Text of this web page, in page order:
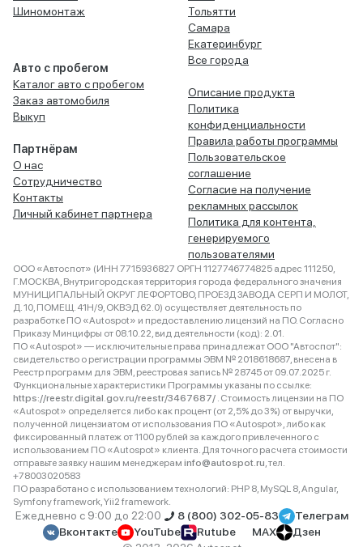
Шиномонтаж
Авто с пробегом
Каталог авто с пробегом
Заказ автомобиля
Выкуп
Партнёрам
О нас
Сотрудничество
Контакты
Личный кабинет партнера
Тольятти
Самара
Екатеринбург
Все города
Описание продукта
Политика
конфиденциальности
Правила работы программы
Пользовательское
соглашение
Согласие на получение
рекламных рассылок
Политика для контента,
генерируемого
пользователями
ООО «Автоспот» (ИНН 7715936827 ОРГН 1127746774825 адрес 111250,
Г.МОСКВА, Внутригородская территория города федерального значения
МУНИЦИПАЛЬНЫЙ ОКРУГ ЛЕФОРТОВО, ПРОЕЗД ЗАВОДА СЕРП И МОЛОТ,
Д. 10, ПОМЕЩ. 41Н/9, ОКВЭД 62.0) осуществляет деятельность по
разработке ПО «Autospot» и предоставлению лицензий на ПО. Согласно
Приказу Минцифры от 08.10.22, вид деятельности (код): 2.01.
ПО «Autospot» — исключительные права принадлежат ООО "Автоспот":
свидетельство о регистрации программы ЭВМ № 2018618687, внесена в
Реестр программ для ЭВМ, реестровая запись № 28745 от 09.07.2025 г.
Функциональные характеристики Программы указаны по ссылке:
https://reestr.digital.gov.ru/reestr/3467687/ . Стоимость лицензии на ПО
«Autospot» определяется либо как процент (от 2,5% до 3%) от выручки,
полученной лицензиатом от использования ПО «Autospot», либо как
фиксированный платеж от 1100 рублей за каждого привлеченного с
использованием ПО «Autospot» клиента. Для точного расчета стоимости
отправьте заявку нашим менеджерам info@autospot.ru, тел.
+78003020583
ПО разработано с использованием технологий: PHP 8, MySQL 8, Angular,
Symfony framework, Yii2 framework.
Ежедневно с 9:00 до 22:00 8 (800) 302-05-83
Телеграм
Вконтакте
YouTube Rutube MAX
Дзен